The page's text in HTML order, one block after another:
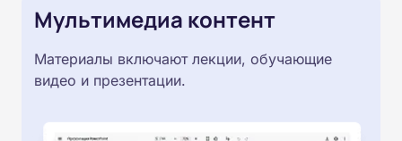
Мультимедиа контент
Материалы включают лекции, обучающие
видео и презентации.